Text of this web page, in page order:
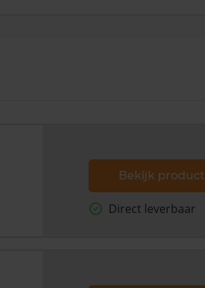
Bekijk product
Direct leverbaar